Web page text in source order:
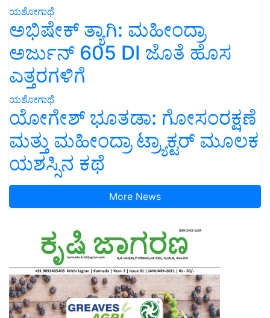
ಯಶೋಗಾಥೆ
ಅಭಿಷೇಕ್ ತ್ಯಾಗಿ: ಮಹೀಂದ್ರಾ
ಅರ್ಜುನ್ 605 DI ಜೊತೆ ಹೊಸ
ಎತ್ತರಗಳಿಗೆ
ಯಶೋಗಾಥೆ
ಯೋಗೇಶ್ ಭೂತಡಾ: ಗೋಸಂರಕ್ಷಣೆ
ಮತ್ತು ಮಹೀಂದ್ರಾ ಟ್ರ್ಯಾಕ್ಟರ್ ಮೂಲಕ
ಯಶಸ್ಸಿನ ಕಥೆ
More News